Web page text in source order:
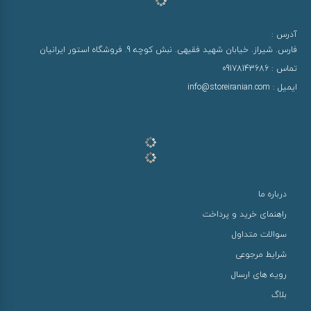
آدرس :
فارس. شیراز. خیابان شهید فقیهی. نبش کوچه 9. فروشگاه استور ایرانیان
تماس : 09178143686
ایمیل : info@storeiranian.com
درباره ما
راهنمای خرید و پرداخت
سوالات متداول
شرایط مرجوعی
رویه های ارسال
بلاگ